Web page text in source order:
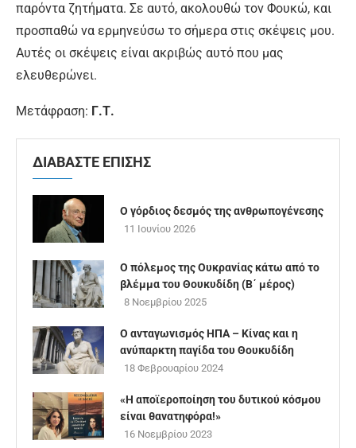
παρόντα ζητήματα. Σε αυτό, ακολουθώ τον Φουκώ, και
προσπαθώ να ερμηνεύσω το σήμερα στις σκέψεις μου.
Αυτές οι σκέψεις είναι ακριβώς αυτό που μας
ελευθερώνει.
Μετάφραση: Γ.Τ.
ΔΙΑΒΑΣΤΕ ΕΠΙΣΗΣ
Ο γόρδιος δεσμός της ανθρωπογένεσης
11 Ιουνίου 2026
Ο πόλεμος της Ουκρανίας κάτω από το
βλέμμα του Θουκυδίδη (B΄ μέρος)
8 Νοεμβρίου 2025
Ο ανταγωνισμός ΗΠΑ – Κίνας και η
ανύπαρκτη παγίδα του Θουκυδίδη
18 Φεβρουαρίου 2024
«Η αποϊεροποίηση του δυτικού κόσμου
είναι θανατηφόρα!»
16 Νοεμβρίου 2023